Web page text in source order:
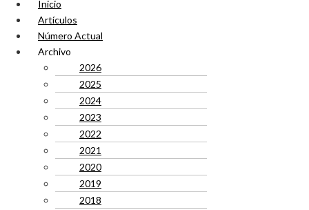
Inicio
Artículos
Número Actual
Archivo
2026
2025
2024
2023
2022
2021
2020
2019
2018